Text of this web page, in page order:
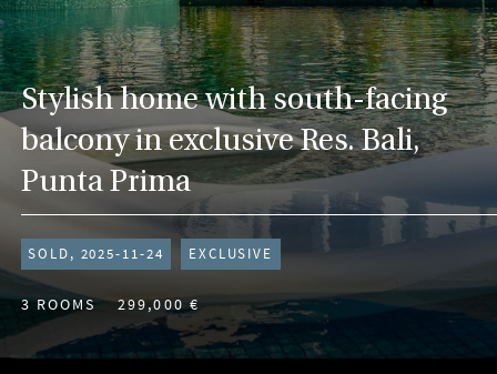
Stylish home with south-facing
balcony in exclusive Res. Bali,
Punta Prima
SOLD, 2025-11-24 EXCLUSIVE
3 ROOMS 299,000 €